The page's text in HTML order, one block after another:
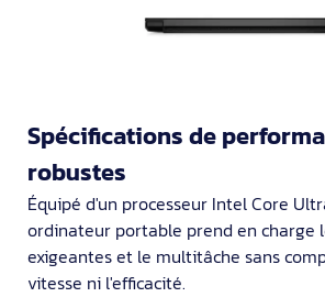
Spécifications de
robustes
Équipé d'un processeur Intel Core
ordinateur portable prend en charge
exigeantes et le multitâche sans
vitesse ni l'efficacité.